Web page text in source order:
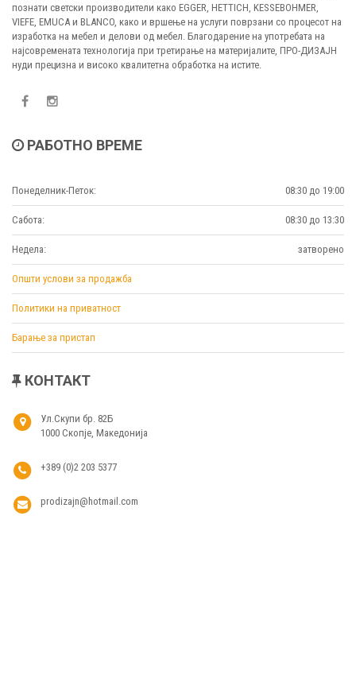
познати светски производители како EGGER, HETTICH, KESSEBOHMER,
VIEFE, EMUCA и BLANCO, како и вршење на услуги поврзани со процесот на
изработка на мебел и делови од мебел. Благодарение на употребата на
најсовремената технологија при третирање на материјалите, ПРО-ДИЗАЈН
нуди прецизна и високо квалитетна обработка на истите.
РАБОТНО ВРЕМЕ
Понеделник-Петок: 08:30 до 19:00
Сабота: 08:30 до 13:30
Недела: затворено
Општи услови за продажба
Политики на приватност
Барање за пристап
КОНТАКТ
Ул.Скупи бр. 82Б
1000 Скопје, Македонија
+389 (0)2 203 5377
prodizajn@hotmail.com